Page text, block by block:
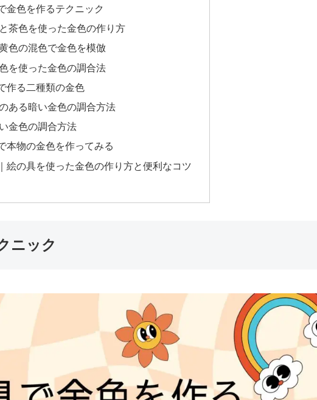
金色を作るテクニック
茶色を使った金色の作り方
色の混色で金色を模倣
を使った金色の調合法
作る二種類の金色
ある暗い金色の調合方法
金色の調合方法
本物の金色を作ってみる
絵の具を使った金色の作り方と便利なコツ
ニック